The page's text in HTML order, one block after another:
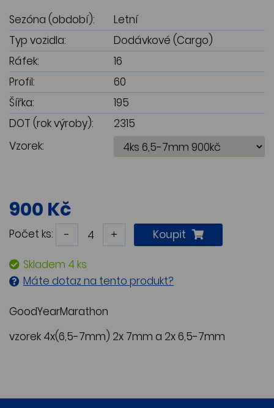
Sezóna (období):
Letní
Typ vozidla:
Dodávkové (Cargo)
Ráfek:
16
Profil:
60
Šířka:
195
DOT (rok výroby):
2315
Vzorek:
900 Kč
Počet ks: - + Koupit
Skladem 4 ks
Máte dotaz na tento produkt?
GoodYearMarathon
vzorek 4x(6,5-7mm) 2x 7mm a 2x 6,5-7mm